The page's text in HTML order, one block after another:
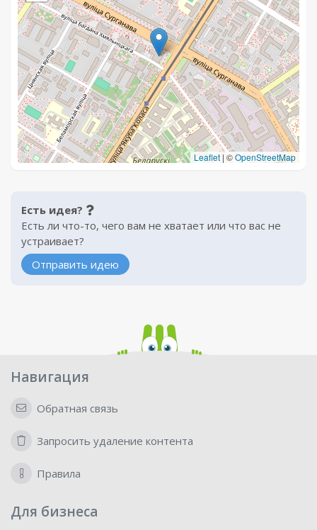
Leaflet | ©OpenStreetMap
Есть идея?
Есть ли что-то, чего вам не хватает или что вас не
устраивает?
Отправить идею
Навигация
Обратная связь
Запросить удаление контента
Правила
Для бизнеса